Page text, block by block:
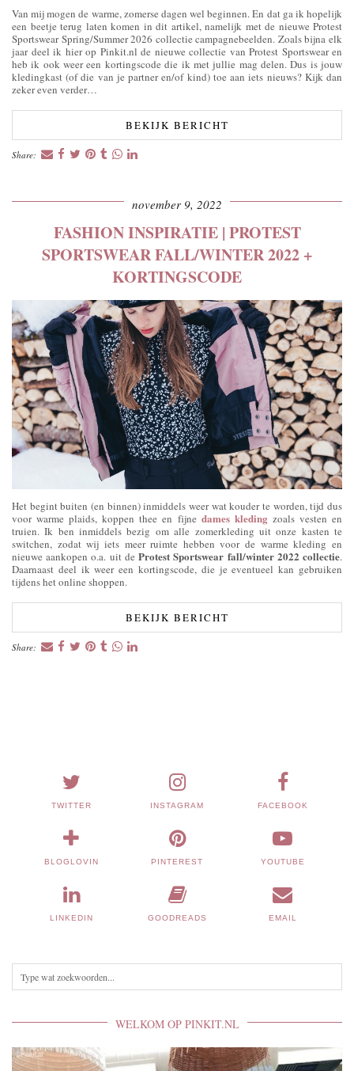
Van mij mogen de warme, zomerse dagen wel beginnen. En dat ga ik hopelijk
een beetje terug laten komen in dit artikel, namelijk met de nieuwe Protest
Sportswear Spring/Summer 2026 collectie campagnebeelden. Zoals bijna elk
jaar deel ik hier op Pinkit.nl de nieuwe collectie van Protest Sportswear en
heb ik ook weer een kortingscode die ik met jullie mag delen. Dus is jouw
kledingkast (of die van je partner en/of kind) toe aan iets nieuws? Kijk dan
zeker even verder…
BEKIJK BERICHT
Share:
november 9, 2022
FASHION INSPIRATIE | PROTEST
SPORTSWEAR FALL/WINTER 2022 +
KORTINGSCODE
Het begint buiten (en binnen) inmiddels weer wat kouder te worden, tijd dus
voor warme plaids, koppen thee en fijne dames kledingzoals vesten en
truien. Ik ben inmiddels bezig om alle zomerkleding uit onze kasten te
switchen, zodat wij iets meer ruimte hebben voor de warme kleding en
nieuwe aankopen o.a. uit deProtest Sportswear fall/winter 2022 collectie.
Daarnaast deel ik weer een kortingscode, die je eventueel kan gebruiken
tijdens het online shoppen.
BEKIJK BERICHT
Share:
TWITTER INSTAGRAM FACEBOOK
BLOGLOVIN PINTEREST YOUTUBE
LINKEDIN GOODREADS EMAIL
WELKOM OP PINKIT.NL